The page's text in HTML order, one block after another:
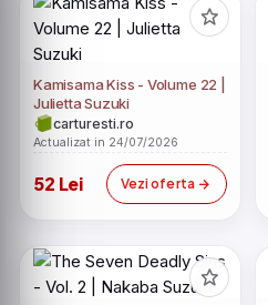
Kamisama Kiss - Volume 22 |
Julietta Suzuki
carturesti.ro
Actualizat in 24/07/2026
52 Lei Vezi oferta